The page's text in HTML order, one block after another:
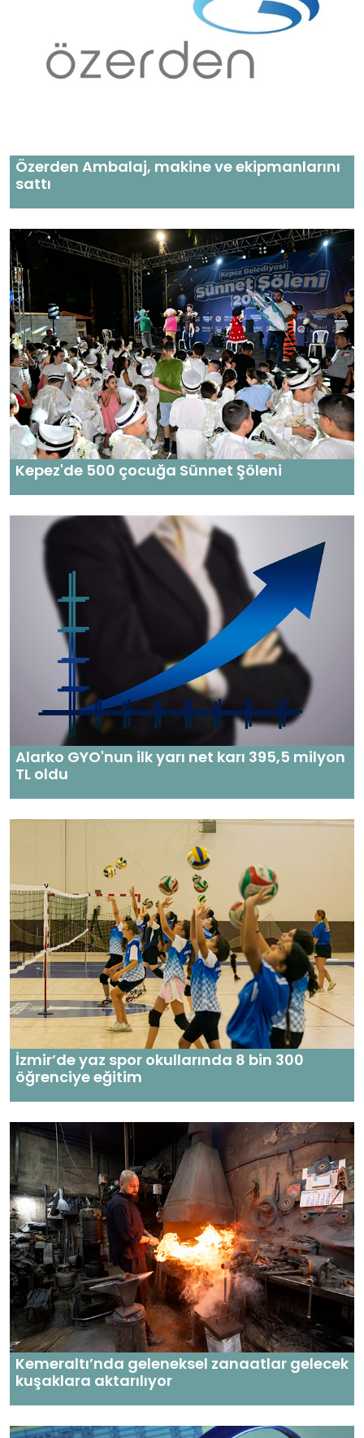
Özerden Ambalaj, makine ve ekipmanlarını
sattı
Kepez'de 500 çocuğa Sünnet Şöleni
Alarko GYO'nun ilk yarı net karı 395,5 milyon
TL oldu
İzmir’de yaz spor okullarında 8 bin 300
öğrenciye eğitim
Kemeraltı’nda geleneksel zanaatlar gelecek
kuşaklara aktarılıyor